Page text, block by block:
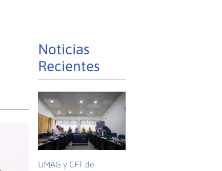
Noticias
Recientes
UMAG y CFT de